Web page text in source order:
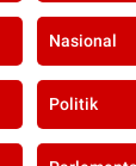
Nasional
Politik